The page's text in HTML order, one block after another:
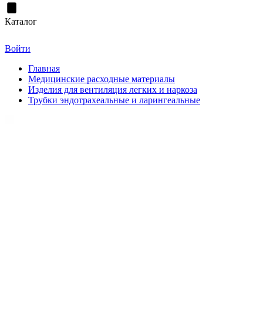
Каталог
Войти
Главная
Медицинские расходные материалы
Изделия для вентиляция легких и наркоза
Трубки эндотрахеальные и ларингеальные